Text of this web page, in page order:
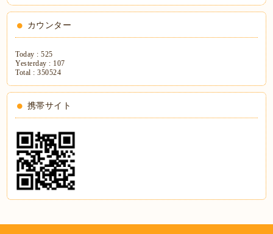
カウンター
Today :525
Yesterday : 107
Total :350524
携帯サイト